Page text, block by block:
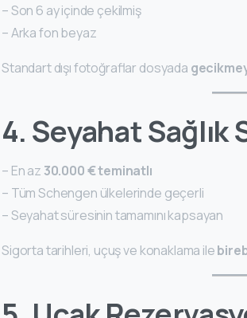
– Son 6 ay içinde çekilmiş
– Arka fon beyaz
Standart dışı fotoğraflar dosyada
4. Seyahat Sağlık
– En az 30.000 € teminatlı
– Tüm Schengen ülkelerinde geçerli
– Seyahat süresinin tamamını kapsayan
Sigorta tarihleri, uçuş ve konaklama ile